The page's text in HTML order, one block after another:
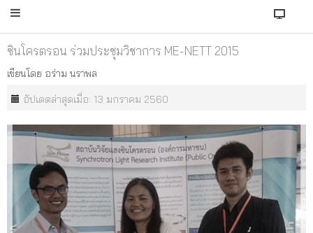
ซินโครตรอน ร่วมประชุมวิชาการ ME-NETT 2015
เขียนโดย อร่าม นราพล
อัปเดตล่าสุดเมื่อ: 13 มกราคม 2560